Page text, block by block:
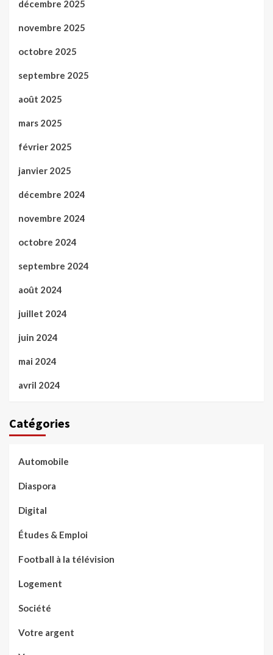
décembre 2025
novembre 2025
octobre 2025
septembre 2025
août 2025
mars 2025
février 2025
janvier 2025
décembre 2024
novembre 2024
octobre 2024
septembre 2024
août 2024
juillet 2024
juin 2024
mai 2024
avril 2024
Catégories
Automobile
Diaspora
Digital
Études & Emploi
Football à la télévision
Logement
Société
Votre argent